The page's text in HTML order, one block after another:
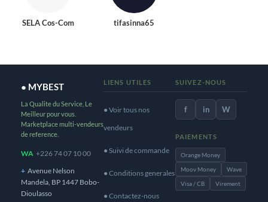
SELA Cos-Com tifasinna65
● MYBEST
La Qualite du Service, Le
Meilleur pour vous.
Marketplace multi-vendeurs
de reference.
WA +226 74 07 10 00
+ Avenue Nelson
Mandela, BP 1447 Bobo-
Dioulasso
LIENS UTILES
● Voir tous nos
vendeurs
● Suivi de commande
● Conditions generales
● Contactez-nous
SUIVEZ-NOUS
f in W
PAIEMENTS
Orange Money
Moov Money
Wave
Visa / CB
Virement